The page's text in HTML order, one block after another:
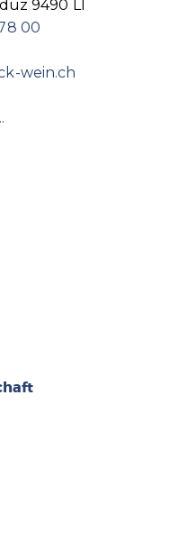
9490 LI
00
wein.ch